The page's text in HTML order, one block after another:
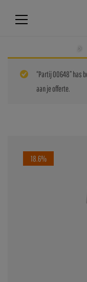
“Partij 00648” has
aan je offerte.
18.6%